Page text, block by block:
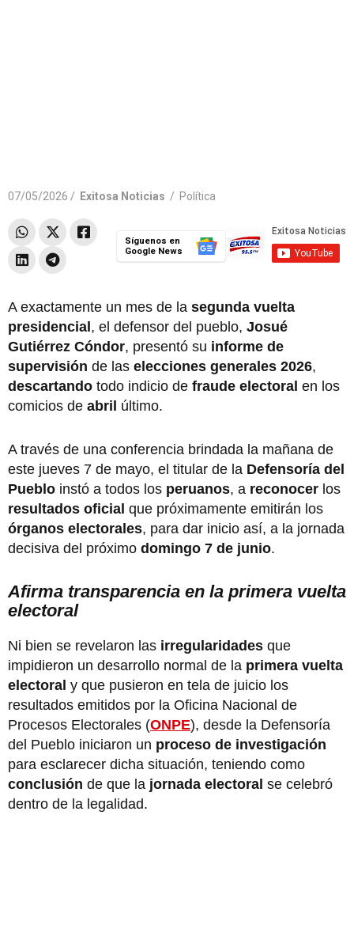
07/05/2026 / Exitosa Noticias / Política
Síguenos en
Google News
A exactamente un mes de la segunda vuelta
presidencial, el defensor del pueblo, Josué
Gutiérrez Cóndor, presentó su informe de
supervisión de las elecciones generales 2026,
descartando todo indicio de fraude electoral en los
comicios de abril último.
A través de una conferencia brindada la mañana de
este jueves 7 de mayo, el titular de la Defensoría del
Pueblo instó a todos los peruanos, a reconocer los
resultados oficial que próximamente emitirán los
órganos electorales, para dar inicio así, a la jornada
decisiva del próximo domingo 7 de junio.
Afirma transparencia en la primera vuelta
electoral
Ni bien se revelaron las irregularidades que
impidieron un desarrollo normal de la primera vuelta
electoral y que pusieron en tela de juicio los
resultados emitidos por la Oficina Nacional de
Procesos Electorales (ONPE), desde la Defensoría
del Pueblo iniciaron un proceso de investigación
para esclarecer dicha situación, teniendo como
conclusión de que la jornada electoral se celebró
dentro de la legalidad.